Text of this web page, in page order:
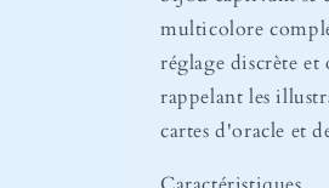
multicolore
réglage discrète
rappelant les
cartes d'oracle et